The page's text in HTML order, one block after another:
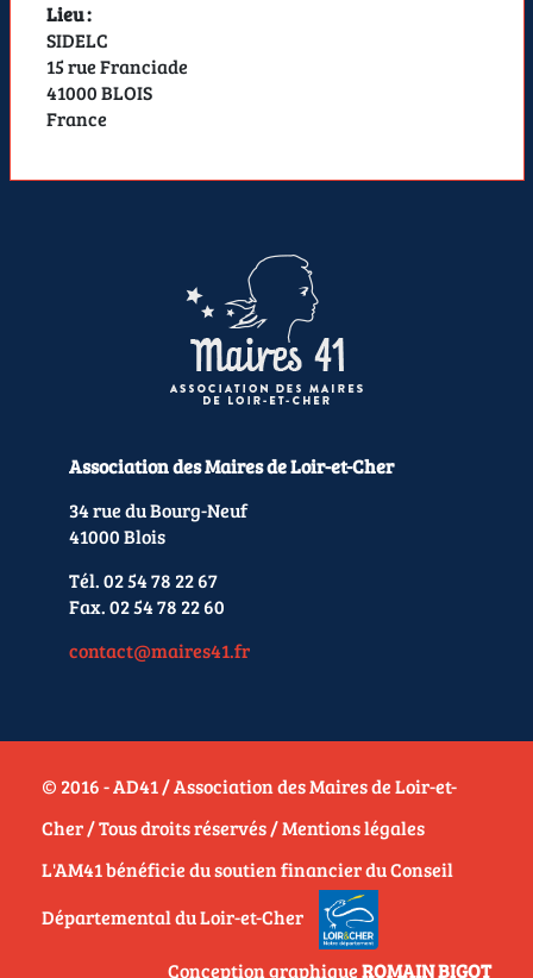
Lieu :
SIDELC
15 rue Franciade
41000 BLOIS
France
Association des Maires de Loir-et-Cher
34 rue du Bourg-Neuf
41000 Blois
Tél. 02 54 78 22 67
Fax. 02 54 78 22 60
contact@maires41.fr
© 2016 - AD41 / Association des Maires de Loir-et-
Cher / Tous droits réservés /Mentions légales
L'AM41 bénéficie du soutien financier du Conseil
Départemental du Loir-et-Cher
Conception graphiqueROMAIN BIGOT